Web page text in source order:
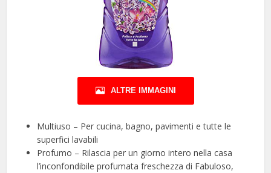
ALTRE IMMAGINI
Multiuso – Per cucina, bagno, pavimenti e tutte le
superfici lavabili
Profumo – Rilascia per un giorno intero nella casa
l’inconfondibile profumata freschezza di Fabuloso,